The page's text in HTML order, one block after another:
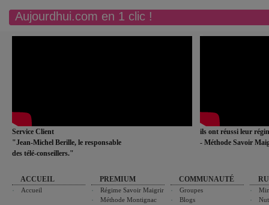
Aujourdhui.com en 1 clic !
Service Client
"Jean-Michel Berille, le responsable
des télé-conseillers."
ils ont réussi leur
- Méthode Savoir
ACCUEIL
Accueil
PREMIUM
Régime Savoir Maigrir
Méthode Montignac
COMMUNAUTÉ
Groupes
Blogs